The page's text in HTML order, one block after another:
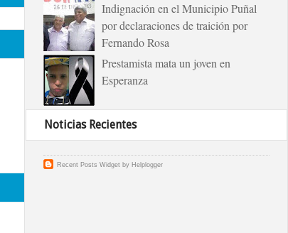
Indignación en el Municipio Puñal
por declaraciones de traición por
Fernando Rosa
Prestamista mata un joven en
Esperanza
Noticias Recientes
Recent Posts Widgetby Helplogger